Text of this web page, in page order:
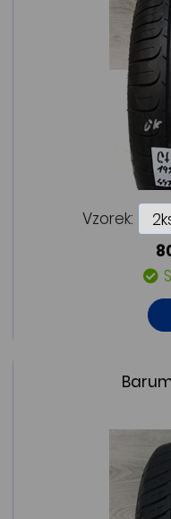
Vzorek: